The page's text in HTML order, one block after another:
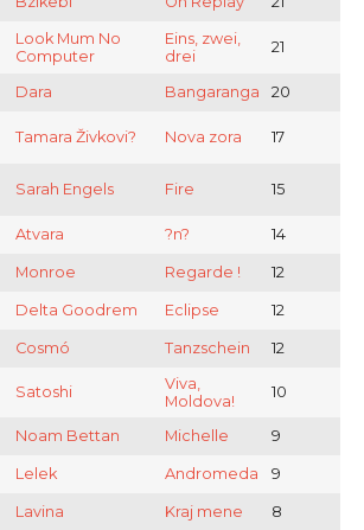
Look Mum No
Computer
Eins, zwei,
drei
21
Dara Bangaranga 20
Tamara Živkovi? Nova zora 17
Sarah Engels Fire 15
Atvara ?n? 14
Monroe Regarde ! 12
Delta Goodrem Eclipse 12
Cosmó Tanzschein 12
Satoshi
Viva,
Moldova!
10
Noam Bettan Michelle 9
Lelek Andromeda 9
Lavina Kraj mene 8